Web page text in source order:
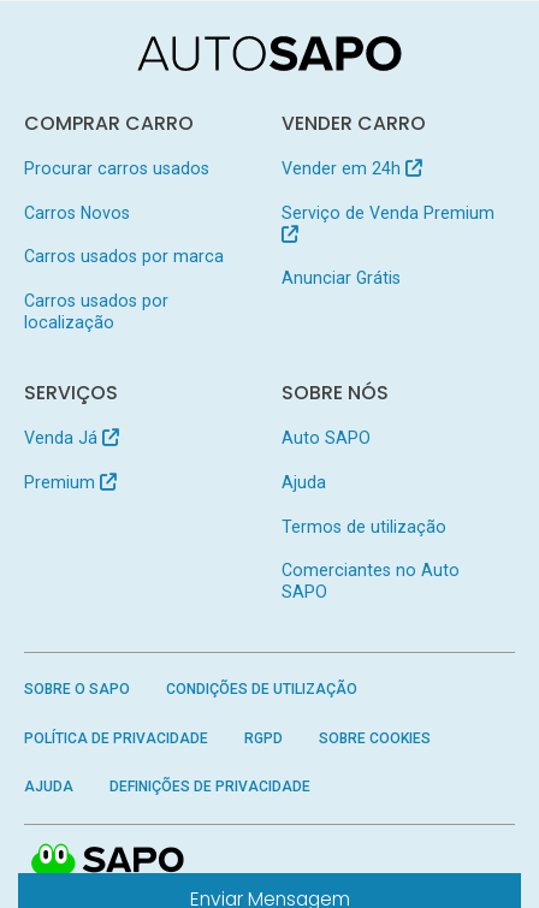
Enviar Mensagem
COMPRAR CARRO
Procurar carros usados
Carros Novos
Carros usados por marca
Carros usados por
localização
VENDER CARRO
Vender em 24h
Serviço de Venda Premium
Anunciar Grátis
SERVIÇOS
Venda Já
Premium
SOBRE NÓS
Auto SAPO
Ajuda
Termos de utilização
Comerciantes no Auto
SAPO
SOBRE O SAPO CONDIÇÕES DE UTILIZAÇÃO
POLÍTICA DE PRIVACIDADE RGPD SOBRE COOKIES
AJUDA DEFINIÇÕES DE PRIVACIDADE